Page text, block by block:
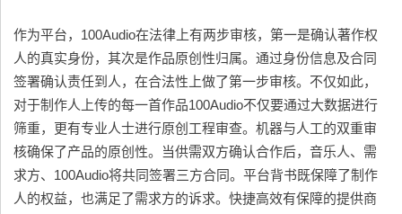
作为平台，100Audio在法律上有两步审核，第一是确认著作权
人的真实身份，其次是作品原创性归属。通过身份信息及合同
签署确认责任到人，在合法性上做了第一步审核。不仅如此，
对于制作人上传的每一首作品100Audio不仅要通过大数据进行
筛重，更有专业人士进行原创工程审查。机器与人工的双重审
核确保了产品的原创性。当供需双方确认合作后，音乐人、需
求方、100Audio将共同签署三方合同。平台背书既保障了制作
人的权益，也满足了需求方的诉求。快捷高效有保障的提供商